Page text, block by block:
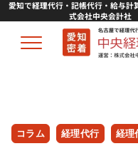
愛知で経理代行・記帳代行・給与
式会社中央会計社
コラム 経理代行 経理